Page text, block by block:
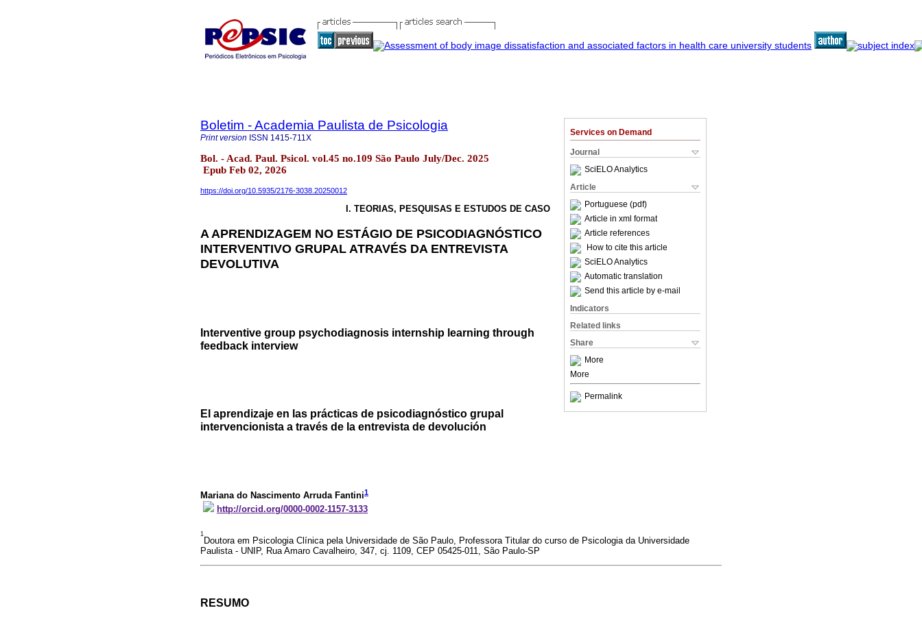
Services on Demand
Journal
SciELO Analytics
Article
Portuguese (pdf)
Article in xml format
Article references
How to cite this article
SciELO Analytics
Automatic translation
Send this article by e-mail
Indicators
Related links
Share
More
More
Permalink
Boletim - Academia Paulista de Psicologia
Print version ISSN 1415-711X
Bol. - Acad. Paul. Psicol. vol.45 no.109 São Paulo July/Dec. 2025
Epub Feb 02, 2026
https://doi.org/10.5935/2176-3038.20250012
I. TEORIAS, PESQUISAS E ESTUDOS DE CASO
A APRENDIZAGEM NO ESTÁGIO DE PSICODIAGNÓSTICO
INTERVENTIVO GRUPAL ATRAVÉS DA ENTREVISTA
DEVOLUTIVA
Interventive group psychodiagnosis internship learning through
feedback interview
El aprendizaje en las prácticas de psicodiagnóstico grupal
intervencionista a través de la entrevista de devolución
Mariana do Nascimento Arruda Fantini1
http://orcid.org/0000-0002-1157-3133
1
Doutora em Psicologia Clínica pela Universidade de São Paulo, Professora Titular do curso de Psicologia da Universidade
Paulista - UNIP, Rua Amaro Cavalheiro, 347, cj. 1109, CEP 05425-011, São Paulo-SP
RESUMO